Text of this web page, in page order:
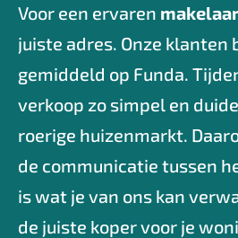
Voor een ervaren
juiste adres. Onze
gemiddeld op Funda.
verkoop zo simpel en
roerige huizenmarkt.
de communicatie tussen
is wat je van ons kan
de juiste koper voor je